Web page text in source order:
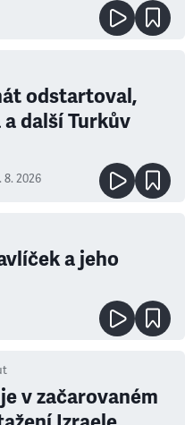
odstartoval,
další Turkův
8. 2026
a jeho
v začarovaném